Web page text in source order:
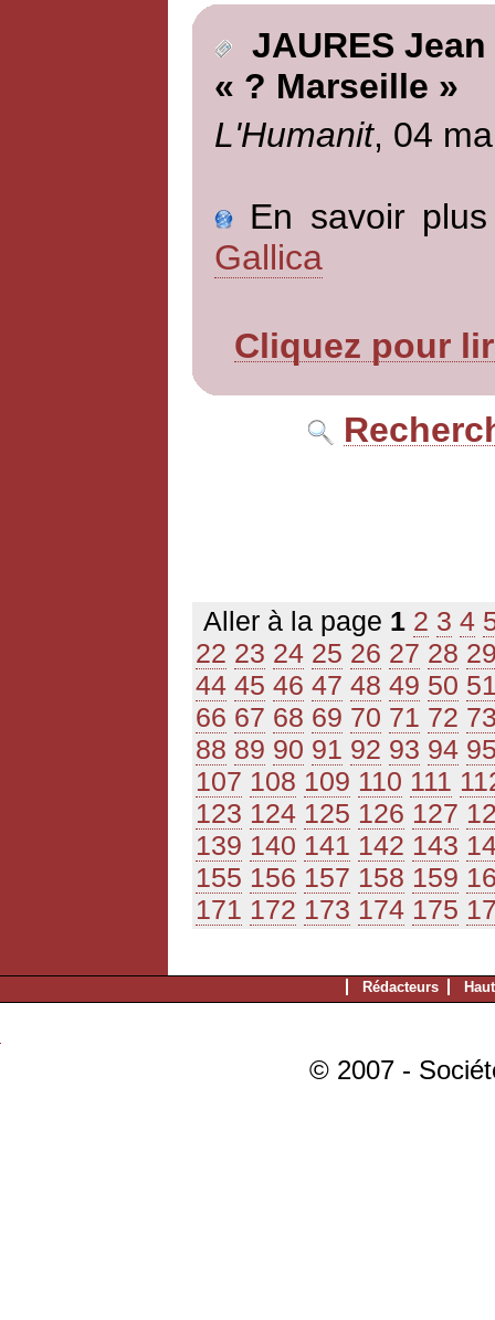
JAURES Jean
« ? Marseille »
L'Humanit, 04
En savoir
Gallica
Cliquez pour
Aller à la page 1 2 3 4
22 23 24 25 26 27 28
44 45 46 47 48 49 50
66 67 68 69 70 71 72
88 89 90 91 92 93 94
107 108 109 110 111
123 124 125 126 127
139 140 141 142 143
155 156 157 158 159
171 172 173 174 175
Rédacteurs
© 2007 -